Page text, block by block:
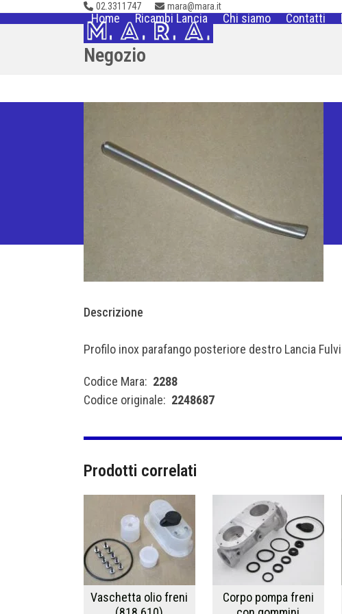
to
02.3311747 mara@mara.it
Home Ricambi Lancia Chi siamo Contatti
Negozio
Descrizione
Profilo inox parafango posteriore destro Lancia
Codice Mara: 2288
Codice originale: 2248687
Prodotti correlati
Vaschetta olio freni
Corpo pompa freni